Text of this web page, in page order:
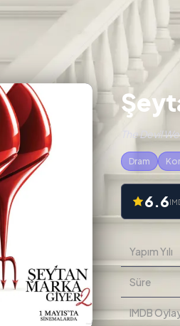
The Devil
Dram
6.6
Yapım Yılı
Süre
IMDB